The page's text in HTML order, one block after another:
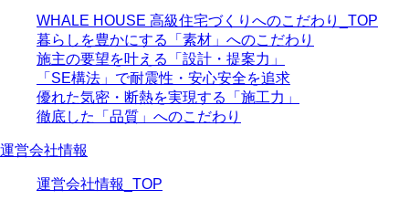
WHALE HOUSE 高級住宅づくりへのこだわり_TOP
暮らしを豊かにする「素材」へのこだわり
施主の要望を叶える「設計・提案力」
「SE構法」で耐震性・安心安全を追求
優れた気密・断熱を実現する「施工力」
徹底した「品質」へのこだわり
運営会社情報
運営会社情報_TOP